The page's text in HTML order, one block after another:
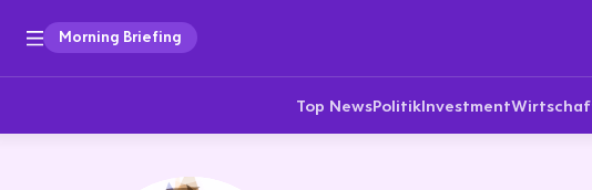
Morning Briefing
Top NewsPolitikInvestment